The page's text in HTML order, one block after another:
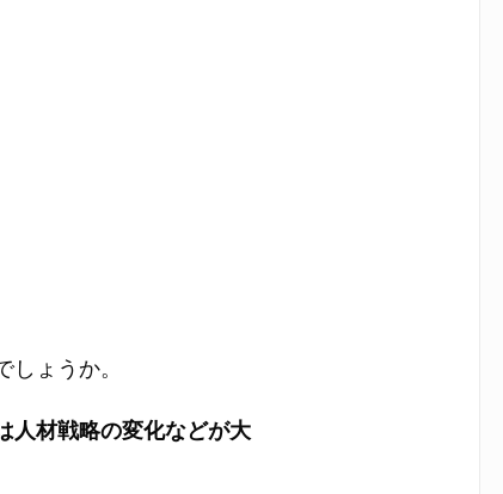
ょうか。
人材戦略の変化などが大